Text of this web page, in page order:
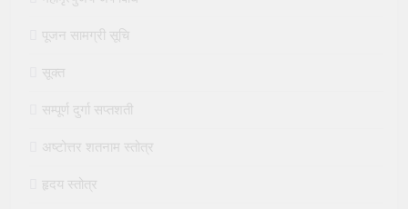
पूजन सामग्री सूचि
सूक्त
सम्पूर्ण दुर्गा सप्तशती
अष्टोत्तर शतनाम स्तोत्र
हृदय स्तोत्र